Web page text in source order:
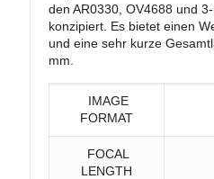
den AR0330, OV4688 und
konzipiert. Es bietet einen
und eine sehr kurze
mm.
IMAGE
FORMAT
FOCAL
LENGTH